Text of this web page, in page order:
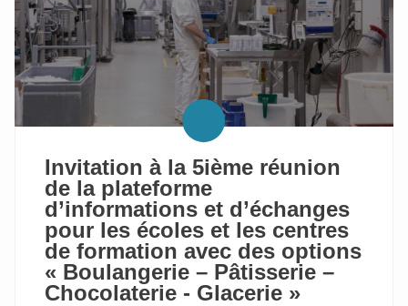
BAKER
Invitation à la 5ième réunion
de la plateforme
d’informations et d’échanges
pour les écoles et les centres
de formation avec des options
« Boulangerie – Pâtisserie –
Chocolaterie - Glacerie »